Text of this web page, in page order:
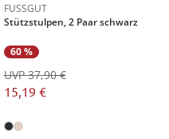
FUSSGUT
Stützstulpen, 2 Paar schwarz
60 %
15,19 €
UVP 37,90 €